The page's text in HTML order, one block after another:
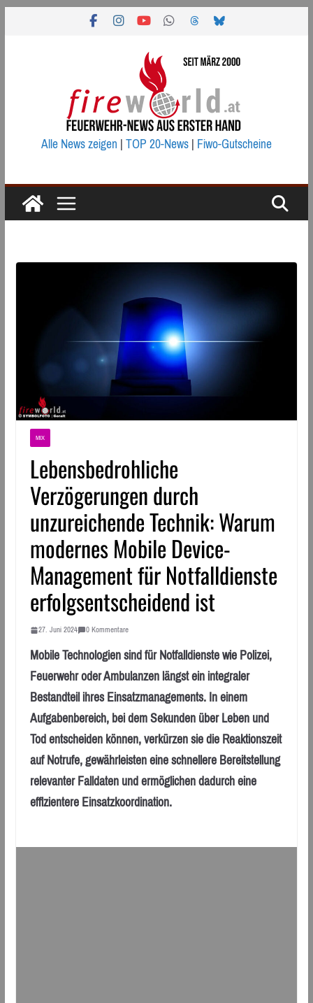
Alle News zeigen|TOP 20-News|Fiwo-Gutscheine
MIX
Lebensbedrohliche
Verzögerungen durch
unzureichende Technik: Warum
modernes Mobile Device-
Management für Notfalldienste
erfolgsentscheidend ist
27. Juni 2024 0 Kommentare
Mobile Technologien sind für Notfalldienste wie Polizei,
Feuerwehr oder Ambulanzen längst ein integraler
Bestandteil ihres Einsatzmanagements. In einem
Aufgabenbereich, bei dem Sekunden über Leben und
Tod entscheiden können, verkürzen sie die Reaktionszeit
auf Notrufe, gewährleisten eine schnellere Bereitstellung
relevanter Falldaten und ermöglichen dadurch eine
effizientere Einsatzkoordination.